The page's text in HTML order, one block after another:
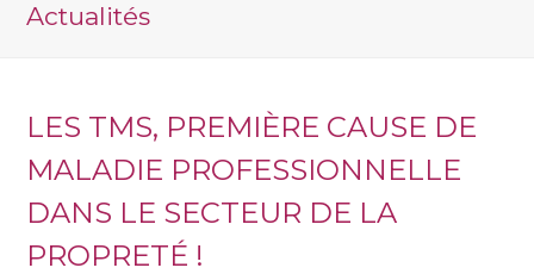
Actualités
LES TMS, PREMIÈRE CAUSE DE
MALADIE PROFESSIONNELLE
DANS LE SECTEUR DE LA
PROPRETÉ !